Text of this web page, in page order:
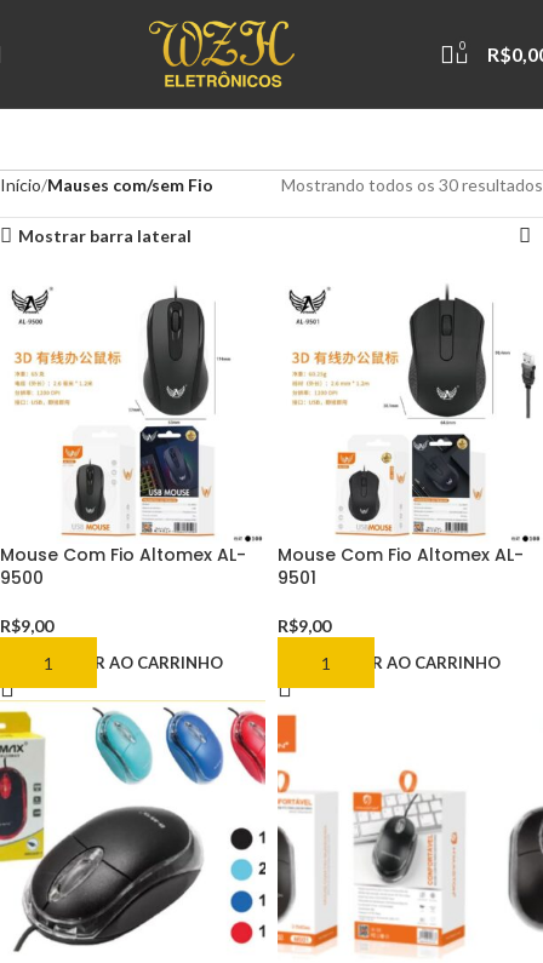
0 R$
Início Mauses com/sem Fio Mostrando todos os 30 resultados
Mostrar barra lateral
Mouse Com Fio Altomex AL-
9500
R$9,00
ADICIONAR AO CARRINHO
Mouse Com Fio Altomex AL-
9501
R$9,00
ADICIONAR AO CARRINHO